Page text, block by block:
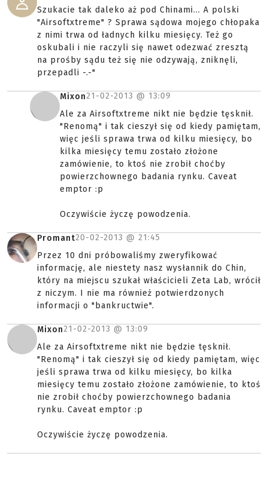
Szukacie tak daleko aż pod Chinami... A polski
"Airsoftxtreme" ? Sprawa sądowa mojego chłopaka
z nimi trwa od ładnych kilku miesięcy. Też go
oskubali i nie raczyli się nawet odezwać zresztą
na prośby sądu też się nie odzywają, zniknęli,
przepadli -.-"
Mixon21-02-2013 @ 13:09
Ale za Airsoftxtreme nikt nie będzie tęsknił.
"Renomą" i tak cieszył się od kiedy pamiętam,
więc jeśli sprawa trwa od kilku miesięcy, bo
kilka miesięcy temu zostało złożone
zamówienie, to ktoś nie zrobił choćby
powierzchownego badania rynku. Caveat
emptor :p
Oczywiście życzę powodzenia.
Promant20-02-2013 @ 21:45
Przez 10 dni próbowaliśmy zweryfikować
informację, ale niestety nasz wysłannik do Chin,
który na miejscu szukał właścicieli Zeta Lab, wrócił
z niczym. I nie ma również potwierdzonych
informacji o "bankructwie".
Mixon21-02-2013 @ 13:09
Ale za Airsoftxtreme nikt nie będzie tęsknił.
"Renomą" i tak cieszył się od kiedy pamiętam, więc
jeśli sprawa trwa od kilku miesięcy, bo kilka
miesięcy temu zostało złożone zamówienie, to ktoś
nie zrobił choćby powierzchownego badania
rynku. Caveat emptor :p
Oczywiście życzę powodzenia.